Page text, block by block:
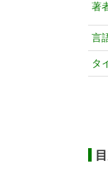
著
言
タ